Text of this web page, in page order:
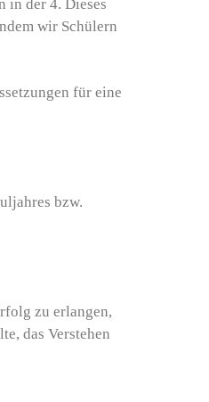
in der 4. Dieses
wir Schülern
für eine
bzw.
zu erlangen,
das Verstehen